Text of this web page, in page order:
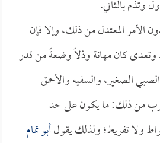
وتذم بالثاني.
المعتدل من ذلك، وإلا فإن
وتعدى كان مهانة وذلاً وضعةً من قدر
الصغير، والسفيه والأحمق
من ذلك: ما يكون على حد
ولا تفريط؛ ولذلك يقولأبو تمام